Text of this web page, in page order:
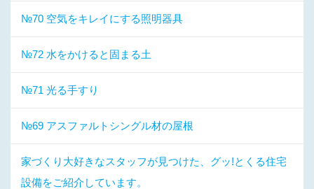
№70 空気をキレイにする照明器具
№72 水をかけると固まる土
№71 光る手すり
№69 アスファルトシングル材の屋根
家づくり大好きなスタッフが見つけた、グッ!とくる住宅
設備をご紹介しています。